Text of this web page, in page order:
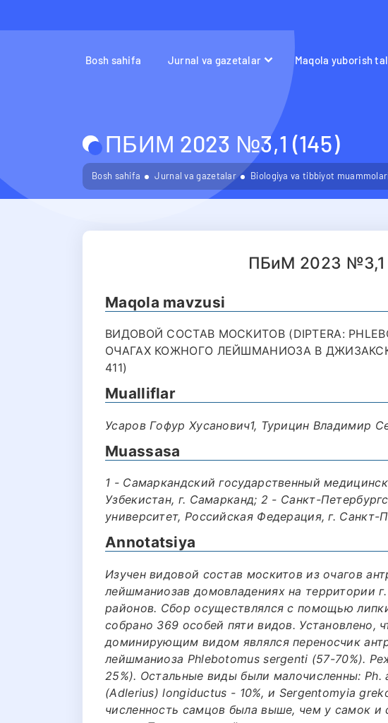
Bosh sahifa Jurnal va gazetalar Maqola yuborish
ПБИМ 2023 №3,1 (145)
Bosh sahifa Jurnal va gazetalar Biologiya va tibbiyot
ПБиМ 2023 №3,1
Maqola mavzusi
ВИДОВОЙ СОСТАВ МОСКИТОВ (DIPTERA:
ОЧАГАХ КОЖНОГО ЛЕЙШМАНИОЗА В
411)
Mualliflar
Усаров Гoфур Хусанович1, Турицин Владимир
Muassasa
1 - Самаркандский государственный
Узбекистан, г. Самарканд; 2 - Санкт-
университет, Российская Федерация, г. Санкт-
Annotatsiya
Изучен видовой состав москитов из очагов
лейшманиозав домовладениях на территории
районов. Сбор осуществлялся с помощью
собрано 369 особей пяти видов. Установлено,
доминирующим видом являлся переносчик
лейшманиоза Phlebotomus sergenti (57-70%).
25%). Остальные виды были малочисленны: Ph.
(Adlerius) longiductus - 10%, и Sergentomyia
численность самцов была выше, чем у самок и